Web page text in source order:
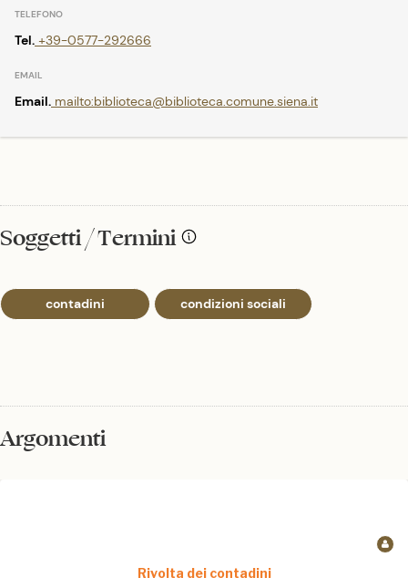
Tel. +39-0577-292666
Email. mailto:biblioteca@biblioteca.comune.siena.it
Soggetti / Termini
contadini condizioni sociali
Argomenti
Rivolta dei contadini